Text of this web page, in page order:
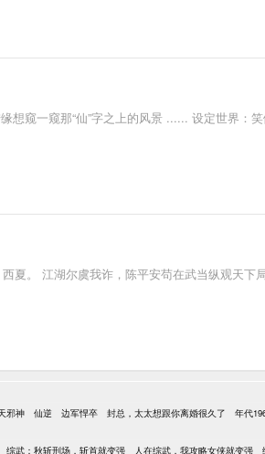
想窥一窥那“仙”字之上的风景 ...... 设定世界
夏。 江湖尔虞我诈，陈平安苟在武当纵观天
邪神 仙逆 边军悍卒 封总，太太想跟你离婚很久了 年代
综武：秋斩刑场，斩首就变强 人在综武，我攻略女侠就变强